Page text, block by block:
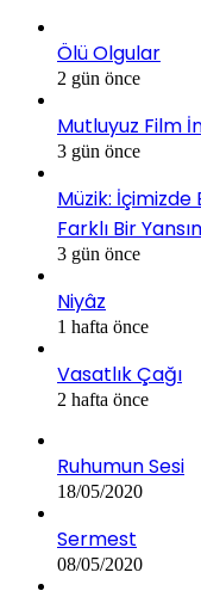
Ölü Olgular
2 gün önce
Mutluyuz Film
3 gün önce
Müzik: İçimizde
Farklı Bir
3 gün önce
Niyâz
1 hafta önce
Vasatlık Çağı
2 hafta önce
Ruhumun Sesi
18/05/2020
Sermest
08/05/2020